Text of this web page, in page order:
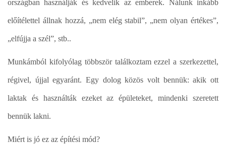
országban használják és kedvelik az emberek. Nálunk inkább
előítélettel állnak hozzá, „nem elég stabil”, „nem olyan értékes”,
„elfújja a szél”, stb..
Munkámból kifolyólag többször találkoztam ezzel a szerkezettel,
régivel, újjal egyaránt. Egy dolog közös volt bennük: akik ott
laktak és használták ezeket az épületeket, mindenki szeretett
bennük lakni.
Miért is jó ez az építési mód?